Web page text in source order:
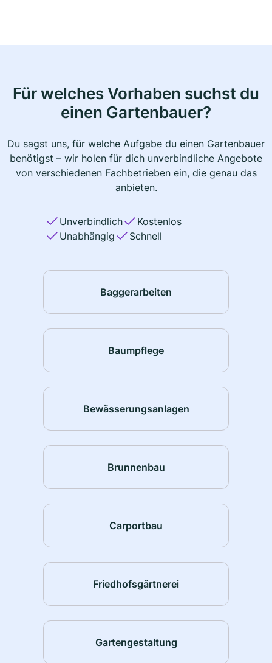
Für welches Vorhaben suchst du
einen Gartenbauer?
Du sagst uns, für welche Aufgabe du einen Gartenbauer
benötigst – wir holen für dich unverbindliche Angebote
von verschiedenen Fachbetrieben ein, die genau das
anbieten.
Unverbindlich
Kostenlos
Unabhängig
Schnell
Baggerarbeiten
Baumpflege
Bewässerungsanlagen
Brunnenbau
Carportbau
Friedhofsgärtnerei
Gartengestaltung